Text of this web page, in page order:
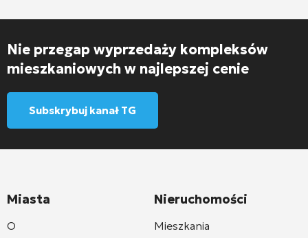
Nie przegap wyprzedaży kompleksów
mieszkaniowych w najlepszej cenie
Subskrybuj kanał TG
Miasta
O
Nieruchomości
Mieszkania